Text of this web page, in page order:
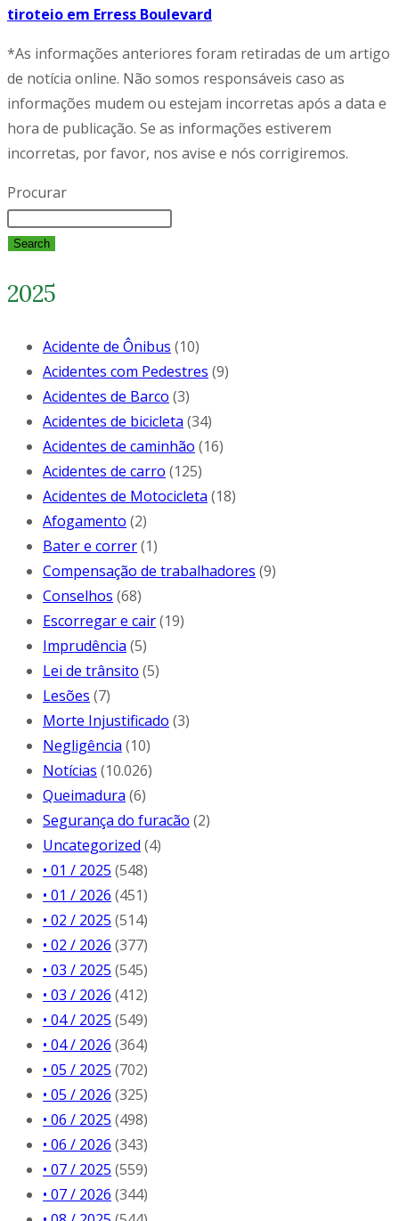
tiroteio em Erress Boulevard
*As informações anteriores foram retiradas de um artigo
de notícia online. Não somos responsáveis caso as
informações mudem ou estejam incorretas após a data e
hora de publicação. Se as informações estiverem
incorretas, por favor, nos avise e nós corrigiremos.
Procurar
Search
2025
Acidente de Ônibus (10)
Acidentes com Pedestres (9)
Acidentes de Barco (3)
Acidentes de bicicleta (34)
Acidentes de caminhão (16)
Acidentes de carro (125)
Acidentes de Motocicleta (18)
Afogamento (2)
Bater e correr(1)
Compensação de trabalhadores (9)
Conselhos (68)
Escorregar e cair(19)
Imprudência (5)
Lei de trânsito (5)
Lesões (7)
Morte Injustificado (3)
Negligência (10)
Notícias (10.026)
Queimadura (6)
Segurança do furacão (2)
Uncategorized (4)
• 01 / 2025 (548)
• 01 / 2026 (451)
• 02 / 2025 (514)
• 02 / 2026 (377)
• 03 / 2025 (545)
• 03 / 2026 (412)
• 04 / 2025 (549)
• 04 / 2026 (364)
• 05 / 2025 (702)
• 05 / 2026 (325)
• 06 / 2025 (498)
• 06 / 2026 (343)
• 07 / 2025 (559)
• 07 / 2026 (344)